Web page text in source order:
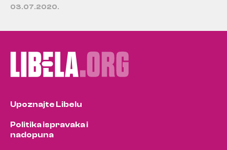
03.07.2020.
Upoznajte Libelu
Politika ispravaka i
nadopuna